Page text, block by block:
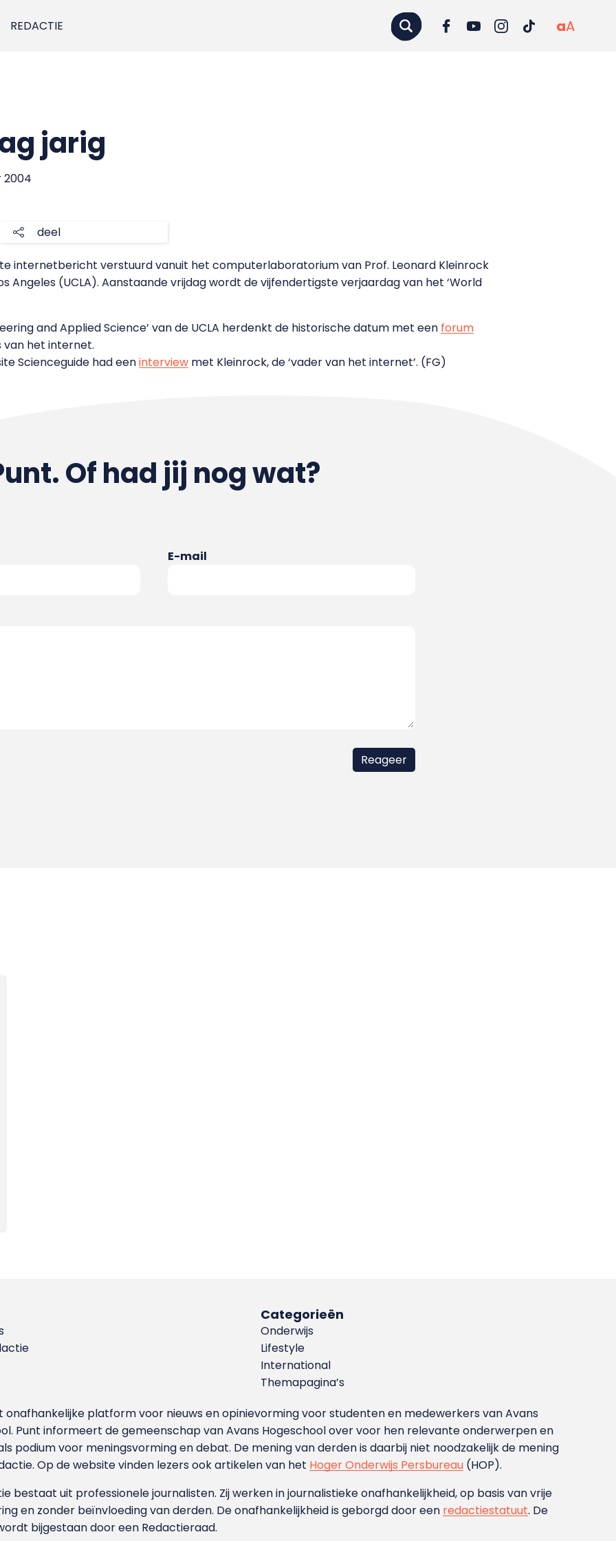
REDACTIE aA
jarig
2004
deel
internetbericht verstuurd vanuit het computerlaboratorium van Prof. Leonard Kleinrock
Angeles (UCLA). Aanstaande vrijdag wordt de vijfendertigste verjaardag van het ‘World
and Applied Science’ van de UCLA herdenkt de historische datum met een forum
van het internet.
Scienceguide had eeninterview met Kleinrock, de ‘vader van het internet’. (FG)
Of had jij nog wat?
E-mail
Categorieën
Onderwijs
Lifestyle
International
Themapagina’s
onafhankelijke platform voor nieuws en opinievorming voor studenten en medewerkers van Avans
Punt informeert de gemeenschap van Avans Hogeschool over voor hen relevante onderwerpen en
podium voor meningsvorming en debat. De mening van derden is daarbij niet noodzakelijk de mening
Op de website vinden lezers ook artikelen van het Hoger Onderwijs Persbureau (HOP).
bestaat uit professionele journalisten. Zij werken in journalistieke onafhankelijkheid, op basis van vrije
en zonder beïnvloeding van derden. De onafhankelijkheid is geborgd door een redactiestatuut. De
bijgestaan door een Redactieraad.